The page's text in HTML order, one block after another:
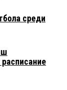
среди